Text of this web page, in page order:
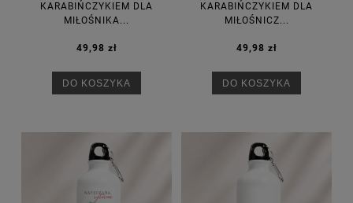
KARABIŃCZYKIEM DLA
MIŁOŚNIKA...
49,98 zł
DO KOSZYKA
KARABIŃCZYKIEM DLA
MIŁOŚNICZ...
49,98 zł
DO KOSZYKA